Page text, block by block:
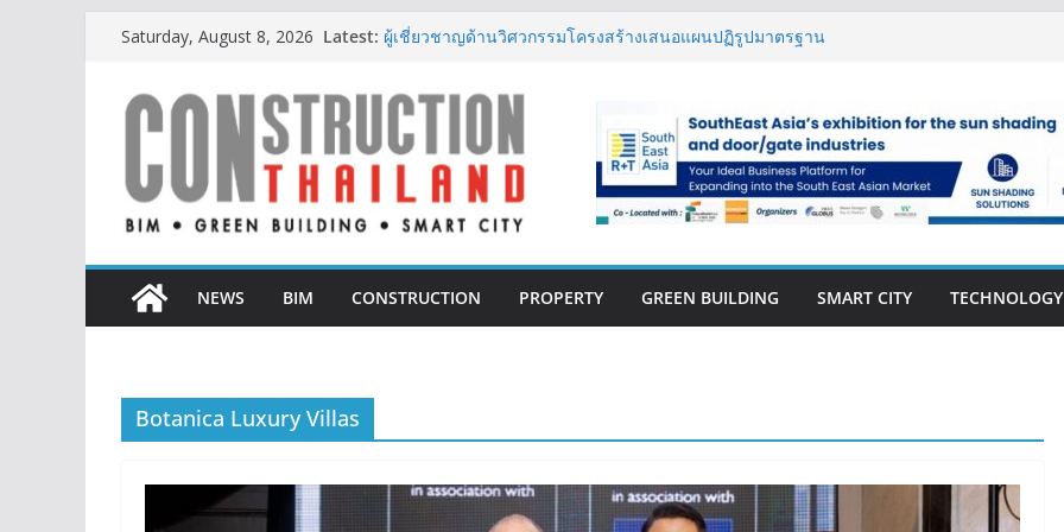
Skip
content
Saturday, August 8, 2026 Latest: IHG Hotels & Resorts เปิดตัว ฮอลิเดย์ อินน์ เอ็กซ์เพรส อ่าวนาง
ตั้งแต่การออกแบบถึงการตรวจสอบอาคารไทย รับมือแผ่นดินไหว
TITLE เผยรายได้ครึ่งปีแรก’69 มากกว่า 2,000 ล้านบาท เติบโต
377% ชี้ดีมานด์ภูเก็ตยังแกร่ง
BCT Expo 2026 ชูแนวคิด “Empowering Net Zero in
Construction & Mining” ขับเคลื่อนอุตสาหกรรมก่อสร้างและ
เหมืองแร่สู่สังคมคาร์บอนต่ำอย่างยั่งยืน
สร้างการเติบโตอย่างยั่งยืน
NEWS
BIM CONSTRUCTION PROPERTY GREEN BUILDING SMART CITY TECHNOLOGY
Botanica Luxury Villas
CONSTRUCTION
THAILAND : VOL.33
(May-Jun 2026)